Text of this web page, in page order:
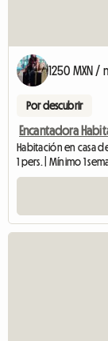
1250 MXN /
Por descubrir
Encantadora
Habitación en casa
1 pers. | Mínimo 1